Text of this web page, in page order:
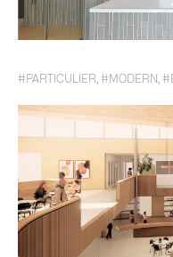
#PARTICULIER #MODERN